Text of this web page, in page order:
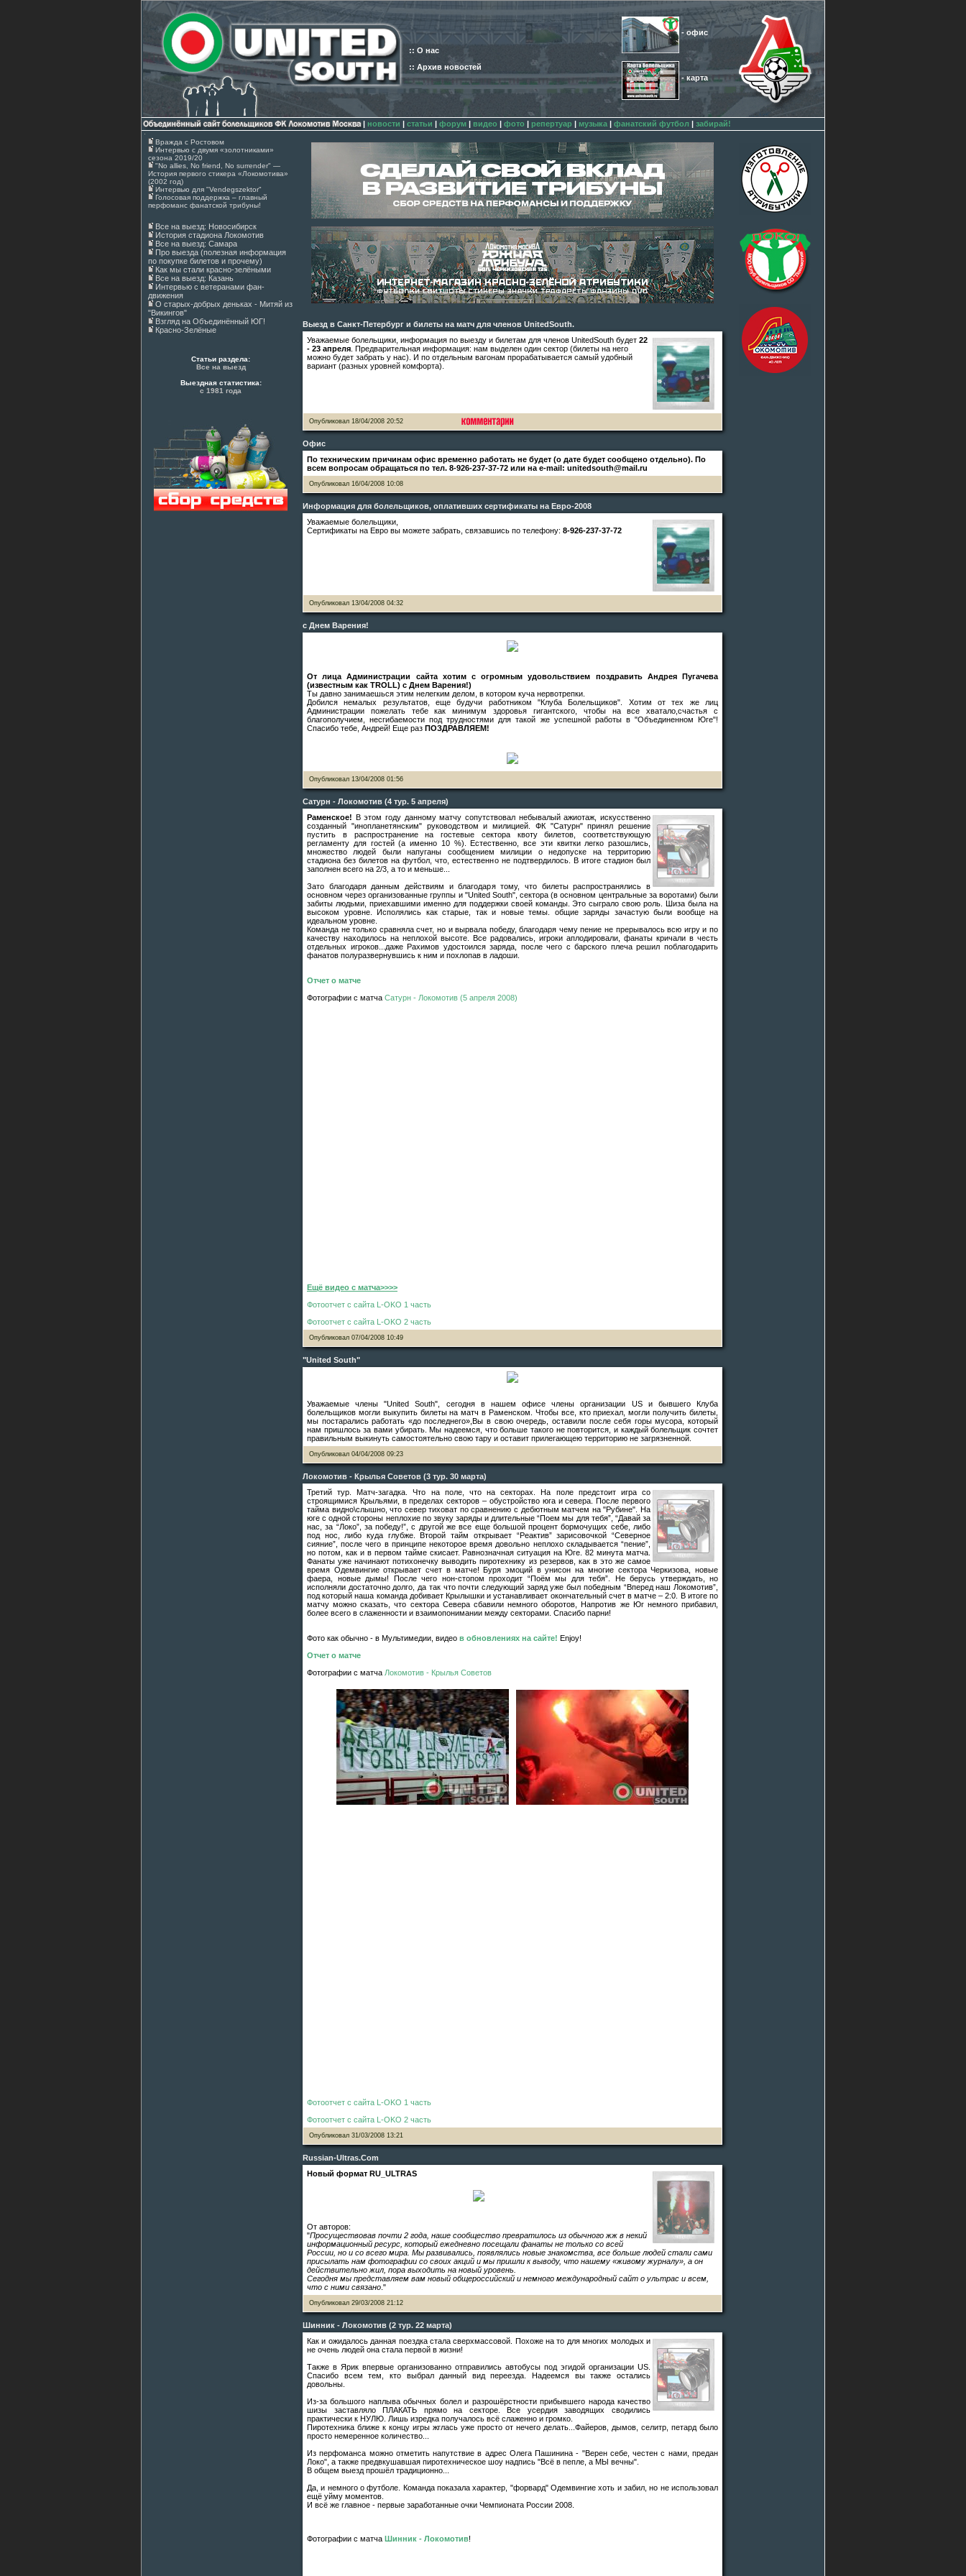
:: О нас
:: Архив новостей
- офис
- карта
| новости | статьи | форум | видео | фото | репертуар | музыка | фанатский футбол | забирай!
Вражда с Ростовом
Интервью с двумя «золотниками»
сезона 2019/20
"No allies, No friend, No surrender" —
История первого стикера «Локомотива»
(2002 год)
Интервью для "Vendegszektor"
Голосовая поддержка – главный
перфоманс фанатской трибуны!
Все на выезд: Новосибирск
История стадиона Локомотив
Все на выезд: Самара
Про выезда (полезная информация
по покупке билетов и прочему)
Как мы стали красно-зелёными
Все на выезд: Казань
Интервью с ветеранами фан-
движения
О старых-добрых деньках - Митяй из
"Викингов"
Взгляд на Объединённый ЮГ!
Красно-Зелёные
Статьи раздела:
Все на выезд
Выездная статистика:
с 1981 года
Выезд в Санкт-Петербург и билеты на матч для членов UnitedSouth.
Уважаемые болельщики, информация по выезду и билетам для членов UnitedSouth будет 22
- 23 апреля . Предварительная информация: нам выделен один сектор (билеты на него
можно будет забрать у нас). И по отдельным вагонам прорабатывается самый удобный
вариант (разных уровней комфорта).
Опубликовал 18/04/2008 20:52
Офис
По техническим причинам офис временно работать не будет (о дате будет сообщено отдельно). По
всем вопросам обращаться по тел. 8-926-237-37-72 или на e-mail: unitedsouth@mail.ru
Опубликовал 16/04/2008 10:08
Информация для болельщиков, оплативших сертификаты на Евро-2008
Уважаемые болельщики,
Сертификаты на Евро вы можете забрать, связавшись по телефону: 8-926-237-37-72
Опубликовал 13/04/2008 04:32
с Днем Варения!
От лица Администрации сайта хотим с огромным удовольствием поздравить Андрея Пугачева
(известным как TROLL) с Днем Варения!)
Ты давно занимаешься этим нелегким делом, в котором куча нервотрепки.
Добился немалых результатов, еще будучи работником "Клуба Болельщиков". Хотим от тех же лиц
Администрации пожелать тебе как минимум здоровья гигантского, чтобы на все хватало,счастья с
благополучием, несгибаемости под трудностями для такой же успешной работы в "Объединенном Юге"!
Спасибо тебе, Андрей! Еще раз ПОЗДРАВЛЯЕМ!
Опубликовал 13/04/2008 01:56
Сатурн - Локомотив (4 тур. 5 апреля)
Раменское! В этом году данному матчу сопутствовал небывалый ажиотаж, искусственно
созданный "инопланетянским" руководством и милицией. ФК "Сатурн" принял решение
пустить в распространение на гостевые сектора квоту билетов, соответствующую
регламенту для гостей (а именно 10 %). Естественно, все эти квитки легко разошлись,
множество людей были напуганы сообщением милиции о недопуске на территорию
стадиона без билетов на футбол, что, естественно не подтвердилось. В итоге стадион был
заполнен всего на 2/3, а то и меньше...
Зато благодаря данным действиям и благодаря тому, что билеты распространялись в
основном через организованные группы и "United South", сектора (в основном центральные за воротами) были
забиты людьми, приехавшими именно для поддержки своей команды. Это сыграло свою роль. Шиза была на
высоком уровне. Исполялись как старые, так и новые темы. общие заряды зачастую были вообще на
идеальном уровне.
Команда не только сравняла счет, но и вырвала победу, благодаря чему пение не прерывалось всю игру и по
качеству находилось на неплохой высоте. Все радовались, игроки аплодировали, фанаты кричали в честь
отдельных игроков...даже Рахимов удостоился заряда, после чего с барского плеча решил поблагодарить
фанатов полуразвернувшись к ним и похлопав в ладоши.
Отчет о матче
Фотографии с матча Сатурн - Локомотив (5 апреля 2008)
Ещё видео с матча>>>>
Фотоотчет с сайта L-OKO 1 часть
Фотоотчет с сайта L-OKO 2 часть
Опубликовал 07/04/2008 10:49
"United South"
Уважаемые члены "United South", сегодня в нашем офисе члены организации US и бывшего Клуба
болельщиков могли выкупить билеты на матч в Раменском. Чтобы все, кто приехал, могли получить билеты,
мы постарались работать «до последнего»,Вы в свою очередь, оставили после себя горы мусора, который
нам пришлось за вами убирать. Мы надеемся, что больше такого не повторится, и каждый болельщик сочтет
правильным выкинуть самостоятельно свою тару и оставит прилегающею территорию не загрязненной.
Опубликовал 04/04/2008 09:23
Локомотив - Крылья Советов (3 тур. 30 марта)
Третий тур. Матч-загадка. Что на поле, что на секторах. На поле предстоит игра со
строящимися Крыльями, в пределах секторов – обустройство юга и севера. После первого
тайма видно\слышно, что север тиховат по сравнению с дебютным матчем на "Рубине". На
юге с одной стороны неплохие по звуку заряды и длительные “Поем мы для тебя”, “Давай за
нас, за “Локо”, за победу!”, с другой же все еще большой процент бормочущих себе, либо
под нос, либо куда глубже. Второй тайм открывает “Реактив” зарисовочкой “Северное
сияние”, после чего в принципе некоторое время довольно неплохо складывается “пение”,
но потом, как и в первом тайме скисает. Равнозначная ситуация на Юге. 82 минута матча.
Фанаты уже начинают потихонечку выводить пиротехнику из резервов, как в это же самое
время Одемвингие открывает счет в матче! Буря эмоций в унисон на многие сектора Черкизова, новые
фаера, новые дымы! После чего нон-стопом проходит “Поём мы для тебя”. Не берусь утверждать, но
исполняли достаточно долго, да так что почти следующий заряд уже был победным “Вперед наш Локомотив”,
под который наша команда добивает Крылышки и устанавливает окончательный счет в матче – 2:0. В итоге по
матчу можно сказать, что сектора Севера сбавили немного оборотов, Напротив же Юг немного прибавил,
более всего в слаженности и взаимопонимании между секторами. Спасибо парни!
Фото как обычно - в Мультимедии, видео в обновлениях на сайте! Enjoy!
Отчет о матче
Фотографии с матча Локомотив - Крылья Советов
Фотоотчет с сайта L-OKO 1 часть
Фотоотчет с сайта L-OKO 2 часть
Опубликовал 31/03/2008 13:21
Russian-Ultras.Com
Новый формат RU_ULTRAS
От авторов:
"Просуществовав почти 2 года, наше сообщество превратилось из обычного жж в некий
информационный ресурс, который ежедневно посещали фанаты не только со всей
России, но и со всего мира. Мы развивались, появлялись новые знакомства, все больше людей стали сами
присылать нам фотографии со своих акций и мы пришли к выводу, что нашему «живому журналу», а он
действительно жил, пора выходить на новый уровень.
Сегодня мы представляем вам новый общероссийский и немного международный сайт о ультрас и всем,
что с ними связано ."
Опубликовал 29/03/2008 21:12
Шинник - Локомотив (2 тур. 22 марта)
Как и ожидалось данная поездка стала сверхмассовой. Похоже на то для многих молодых и
не очень людей она стала первой в жизни!
Также в Ярик впервые организованно отправились автобусы под эгидой организации US.
Спасибо всем тем, кто выбрал данный вид переезда. Надеемся вы также остались
довольны.
Из-за большого наплыва обычных болел и разрошёрстности прибывшего народа качество
шизы заставляло ПЛАКАТЬ прямо на секторе. Все усердия заводящих сводились
практически к НУЛЮ. Лишь изредка получалось всё слаженно и громко.
Пиротехника ближе к концу игры жглась уже просто от нечего делать...Файеров, дымов, селитр, петард было
просто немеренное количество...
Из перфоманса можно отметить напутствие в адрес Олега Пашинина - "Верен себе, честен с нами, предан
Локо", а также предвкушавшая пиротехническое шоу надпись "Всё в пепле, а МЫ вечны".
В общем выезд прошёл традиционно...
Да, и немного о футболе. Команда показала характер, "форвард" Одемвингие хоть и забил, но не использовал
ещё уйму моментов.
И всё же главное - первые заработанные очки Чемпионата России 2008.
Фотографии с матча Шинник - Локомотив!